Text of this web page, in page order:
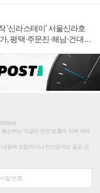
'신라스테이' 서울신라호
, 평택·주문진·해남·건대로
손하는 댓글은 관련 법률에 의해 제재
용에 포함되거나 인신공격성 글은 관